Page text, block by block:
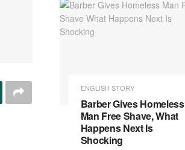
ENGLISH STORY
Barber Gives Homeless
Man Free Shave, What
Happens Next Is
Shocking